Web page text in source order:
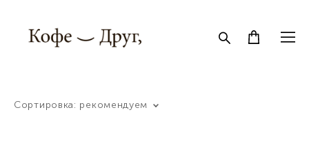
Сортировка: рекомендуем